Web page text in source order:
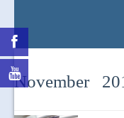
November